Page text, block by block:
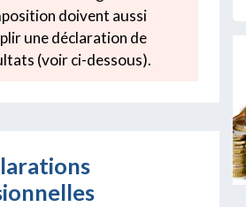
doivent aussi
une déclaration de
(voir ci-dessous).